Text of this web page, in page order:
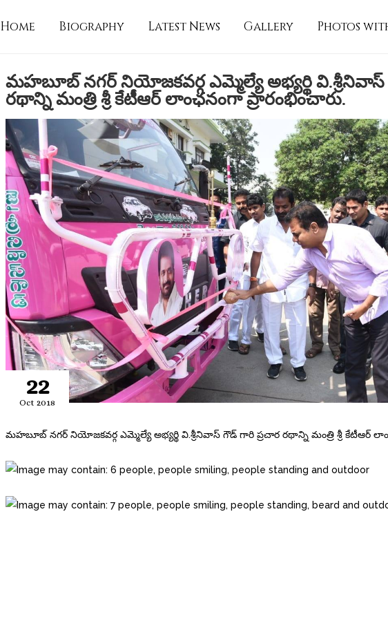
Home Biography Latest News Gallery Photos
మహబూబ్ నగర్ నియోజకవర్గ ఎమ్మెల్యే అభ్యర్థి
రథాన్ని మంత్రి శ్రీ కేటీఆర్ లాంఛనంగా ప్రారంభించారు.
22
Oct 2018
మహబూబ్ నగర్ నియోజకవర్గ ఎమ్మెల్యే అభ్యర్థి వి.శ్రీనివాస్ గౌడ్ గారి ప్రచార రథాన్ని మంత్రి శ్రీ కేటీఆర్